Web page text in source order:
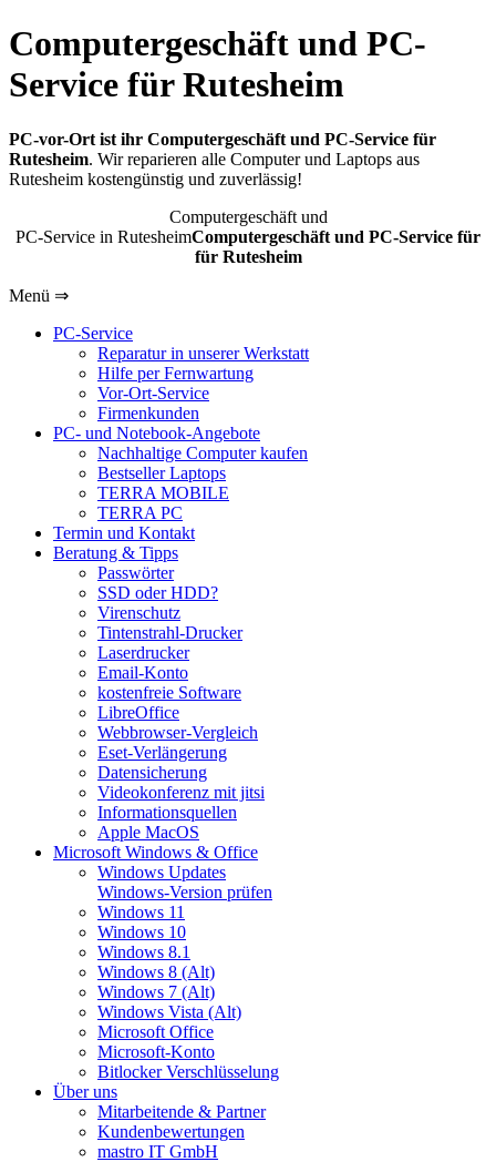
Computergeschäft und PC-
Service für Rutesheim
PC-vor-Ort ist ihr Computergeschäft und PC-Service für
Rutesheim. Wir reparieren alle Computer und Laptops aus
Rutesheim kostengünstig und zuverlässig!
Computergeschäft und
PC-Service in RutesheimComputergeschäft und PC-Service für
für Rutesheim
Menü ⇒
PC-Service
Reparatur in unserer Werkstatt
Hilfe per Fernwartung
Vor-Ort-Service
Firmenkunden
PC- und Notebook-Angebote
Nachhaltige Computer kaufen
Bestseller Laptops
TERRA MOBILE
TERRA PC
Termin und Kontakt
Beratung & Tipps
Passwörter
SSD oder HDD?
Virenschutz
Tintenstrahl-Drucker
Laserdrucker
Email-Konto
kostenfreie Software
LibreOffice
Webbrowser-Vergleich
Eset-Verlängerung
Datensicherung
Videokonferenz mit jitsi
Informationsquellen
Apple MacOS
Microsoft Windows & Office
Windows Updates
Windows-Version prüfen
Windows 11
Windows 10
Windows 8.1
Windows 8 (Alt)
Windows 7 (Alt)
Windows Vista (Alt)
Microsoft Office
Microsoft-Konto
Bitlocker Verschlüsselung
Über uns
Mitarbeitende & Partner
Kundenbewertungen
mastro IT GmbH